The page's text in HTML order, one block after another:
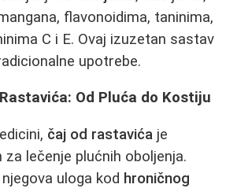
flavonoidima, taninima,
C i E. Ovaj izuzetan sastav
upotrebe.
Od Pluća do Kostiju
čaj od rastavića je
lečenje plućnih oboljenja.
uloga kod hroničnog